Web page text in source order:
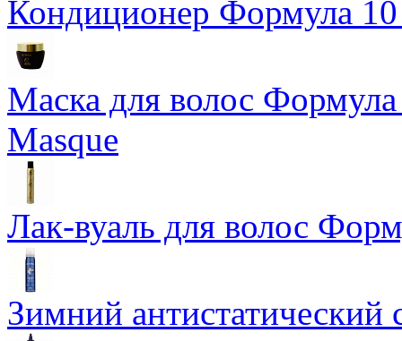
Кондиционер Формула
Маска для волос
Masque
Лак-вуаль для волос
Зимний